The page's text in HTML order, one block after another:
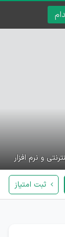
و نرم افزار
ثبت امتیاز